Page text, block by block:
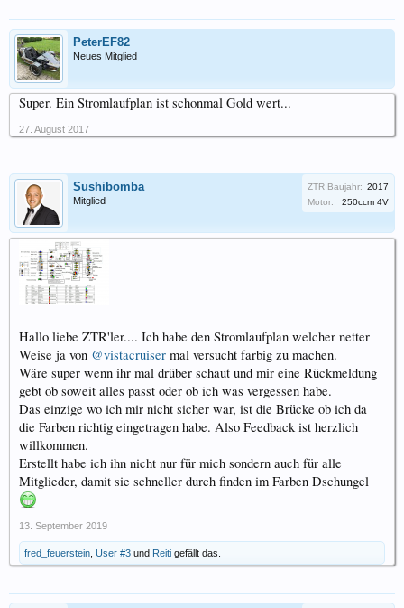
PeterEF82
Neues Mitglied
Super. Ein Stromlaufplan ist schonmal Gold wert...
27. August 2017
Sushibomba
Mitglied
ZTR Baujahr: 2017
Motor:
250ccm 4V
Hallo liebe ZTR'ler.... Ich habe den Stromlaufplan welcher netter
Weise ja von @vistacruiser mal versucht farbig zu machen.
Wäre super wenn ihr mal drüber schaut und mir eine Rückmeldung
gebt ob soweit alles passt oder ob ich was vergessen habe.
Das einzige wo ich mir nicht sicher war, ist die Brücke ob ich da
die Farben richtig eingetragen habe. Also Feedback ist herzlich
willkommen.
Erstellt habe ich ihn nicht nur für mich sondern auch für alle
Mitglieder, damit sie schneller durch finden im Farben Dschungel
13. September 2019
fred_feuerstein User #3 und Reiti gefällt das.